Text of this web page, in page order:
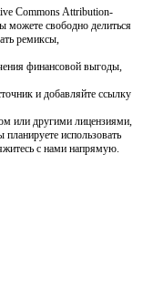
Commons Attribution-
можете свободно делиться
ремиксы,
финансовой выгоды,
и добавляйте ссылку
или другими лицензиями,
использовать
с нами напрямую.